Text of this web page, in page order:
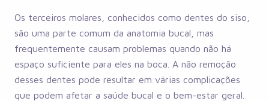
Os terceiros molares, conhecidos como dentes do siso,
são uma parte comum da anatomia bucal, mas
frequentemente causam problemas quando não há
espaço suficiente para eles na boca. A não remoção
desses dentes pode resultar em várias complicações
que podem afetar a saúde bucal e o bem-estar geral.